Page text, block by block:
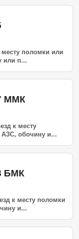
поломки или
или п...
ММК
к месту
обочину и...
БМК
к месту поломки
и...